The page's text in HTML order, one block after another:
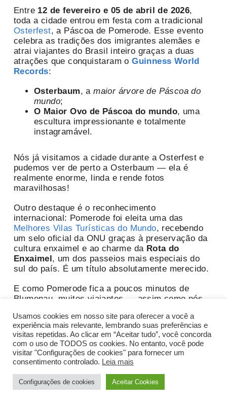
Entre 12 de fevereiro e 05 de abril de 2026,
toda a cidade entrou em festa com a tradicional
Osterfest, a Páscoa de Pomerode. Esse evento
celebra as tradições dos imigrantes alemães e
atrai viajantes do Brasil inteiro graças a duas
atrações que conquistaram oGuinness World
Records:
Osterbaum, amaior árvore de Páscoa do
mundo;
O Maior Ovo de Páscoa do mundo, uma
escultura impressionante e totalmente
instagramável.
Nós já visitamos a cidade durante a Osterfest e
pudemos ver de perto a Osterbaum — ela é
realmente enorme, linda e rende fotos
maravilhosas!
Outro destaque é o reconhecimento
internacional: Pomerode foi eleita uma das
Melhores Vilas Turísticas do Mundo, recebendo
um selo oficial da ONU graças à preservação da
cultura enxaimel e ao charme da Rota do
Enxaimel , um dos passeios mais especiais do
sul do país. É um título absolutamente merecido.
E como Pomerode fica a poucos minutos de
Blumenau, muitos viajantes — assim como nós
mesma viagem, aproveitando o melhor da
cultura, gastronomia e arquitetura germânica da
região.
☀️ Clima em abril em Pomerode
Usamos cookies em nosso site para oferecer a você a
experiência mais relevante, lembrando suas preferências e
visitas repetidas. Ao clicar em “Aceitar tudo”, você concorda
com o uso de TODOS os cookies. No entanto, você pode
visitar "Configurações de cookies" para fornecer um
consentimento controlado. Leia mais
Configurações de cookies Aceitar Cookies